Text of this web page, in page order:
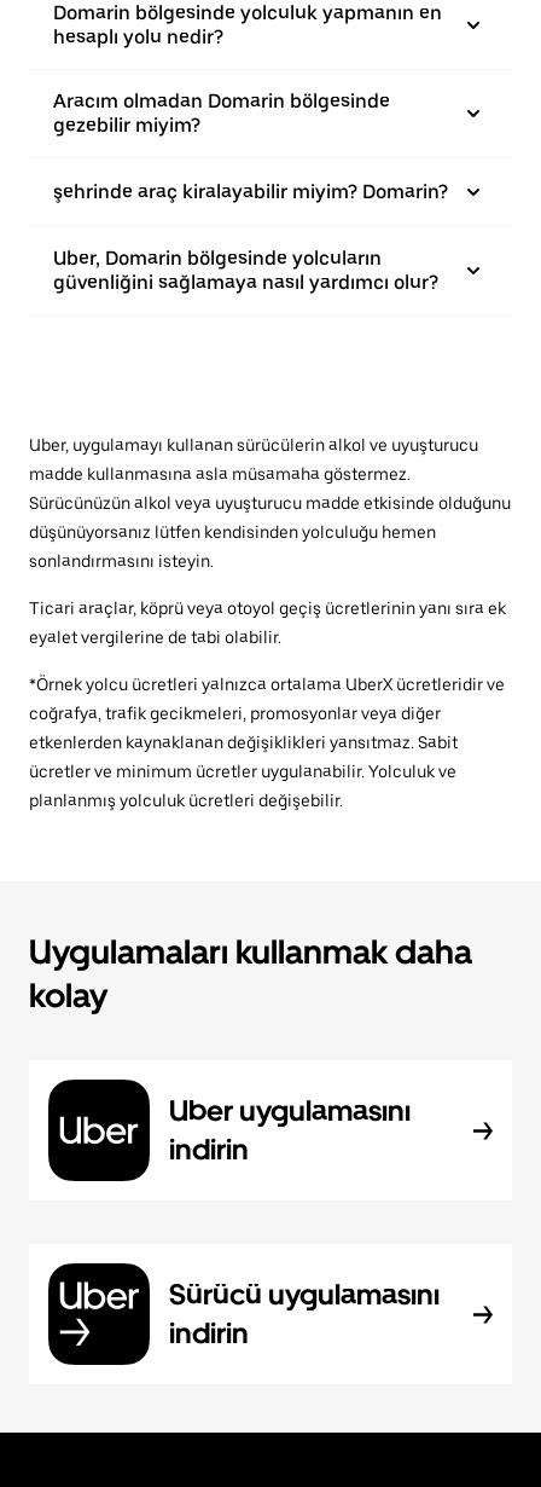
Domarin bölgesinde yolculuk yapmanın en
hesaplı yolu nedir?
Aracım olmadan Domarin bölgesinde
gezebilir miyim?
şehrinde araç kiralayabilir miyim? Domarin?
Uber, Domarin bölgesinde yolcuların
güvenliğini sağlamaya nasıl yardımcı olur?
Uber, uygulamayı kullanan sürücülerin alkol ve uyuşturucu
madde kullanmasına asla müsamaha göstermez.
Sürücünüzün alkol veya uyuşturucu madde etkisinde olduğunu
düşünüyorsanız lütfen kendisinden yolculuğu hemen
sonlandırmasını isteyin.
Ticari araçlar, köprü veya otoyol geçiş ücretlerinin yanı sıra ek
eyalet vergilerine de tabi olabilir.
*Örnek yolcu ücretleri yalnızca ortalama UberX ücretleridir ve
coğrafya, trafik gecikmeleri, promosyonlar veya diğer
etkenlerden kaynaklanan değişiklikleri yansıtmaz. Sabit
ücretler ve minimum ücretler uygulanabilir. Yolculuk ve
planlanmış yolculuk ücretleri değişebilir.
Uygulamaları kullanmak daha
kolay
Uber uygulamasını
indirin
Sürücü uygulamasını
indirin